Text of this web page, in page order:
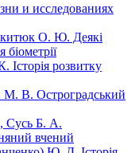
и исследованиях
О. Ю. Деякі
біометрії
розвитку
В. Остроградський
Сусь Б. А.
вчений